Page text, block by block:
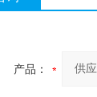
产品：